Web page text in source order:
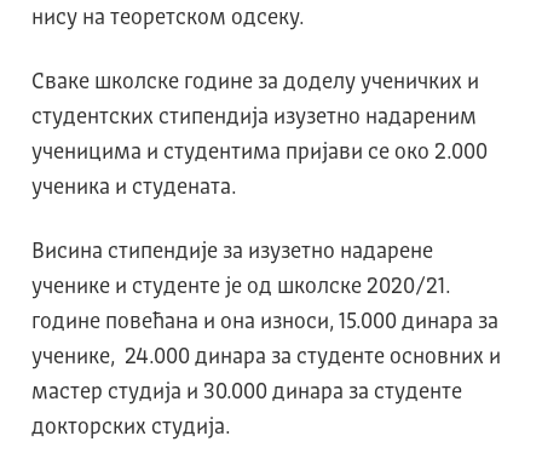
нису на теоретском одсеку.
Сваке школске године за доделу ученичких и
студентских стипендија изузетно надареним
ученицима и студентима пријави се око 2.000
ученика и студената.
Висина стипендије за изузетно надарене
ученике и студенте је од школске 2020/21.
године повећана и она износи, 15.000 динара за
ученике, 24.000 динара за студенте основних и
мастер студија и 30.000 динара за студенте
докторских студија.